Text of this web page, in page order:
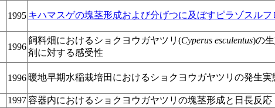
1995 キハマスゲの塊茎形成および分げつに及ぼすピラゾスル
1996
飼料畑におけるショクヨウガヤツリ(Cyperus esculentus)の
剤に対する感受性
1996 暖地早期水稲栽培田におけるショクヨウガヤツリの発生実
1997容器内におけるショクヨウガヤツリの塊茎形成と日長反応